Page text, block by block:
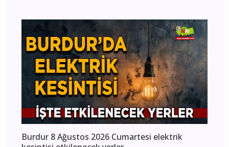
Burdur 8 Ağustos 2026 Cumartesi elektrik